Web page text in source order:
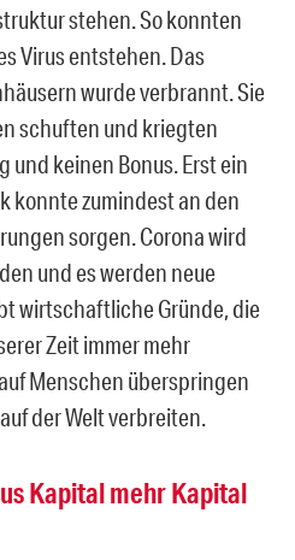
stehen. So konnten
Virus entstehen. Das
wurde verbrannt. Sie
schuften und kriegten
und keinen Bonus. Erst ein
konnte zumindest an den
sorgen. Corona wird
und es werden neue
wirtschaftliche Gründe, die
Zeit immer mehr
Menschen überspringen
der Welt verbreiten.
Kapital mehr Kapital